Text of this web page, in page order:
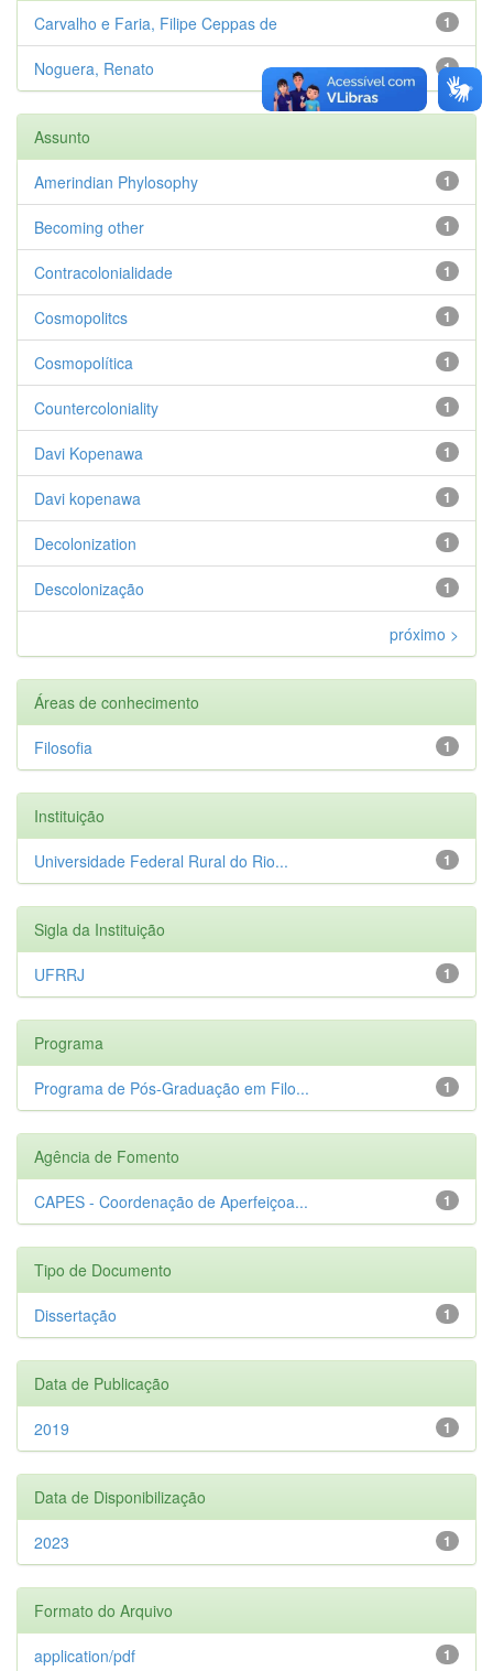
1
Carvalho e Faria, Filipe Ceppas de
1
Noguera, Renato
Assunto
1
Amerindian Phylosophy
1
Becoming other
1
Contracolonialidade
1
Cosmopolitcs
1
Cosmopolítica
1
Countercoloniality
1
Davi Kopenawa
1
Davi kopenawa
1
Decolonization
1
Descolonização
próximo >
Áreas de conhecimento
1
Filosofia
Instituição
1
Universidade Federal Rural do Rio...
Sigla da Instituição
1
UFRRJ
Programa
1
Programa de Pós-Graduação em Filo...
Agência de Fomento
1
CAPES - Coordenação de Aperfeiçoa...
Tipo de Documento
1
Dissertação
Data de Publicação
1
2019
Data de Disponibilização
1
2023
Formato do Arquivo
1
application/pdf